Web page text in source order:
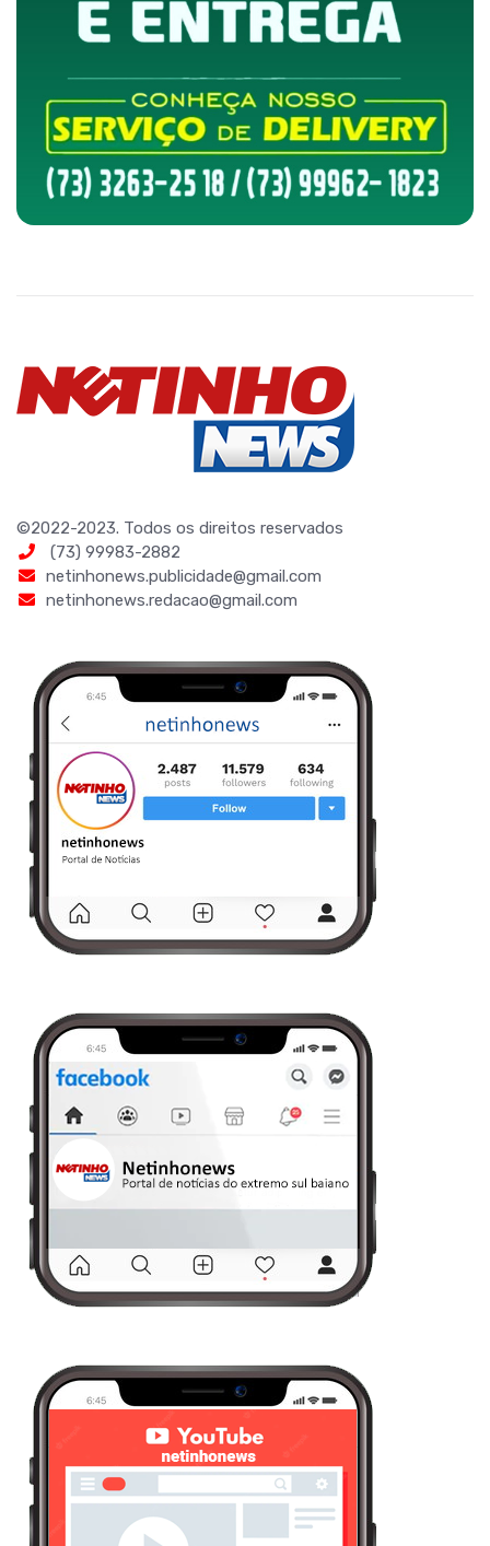
©2022-2023. Todos os direitos reservados
(73) 99983-2882
netinhonews.publicidade@gmail.com
netinhonews.redacao@gmail.com